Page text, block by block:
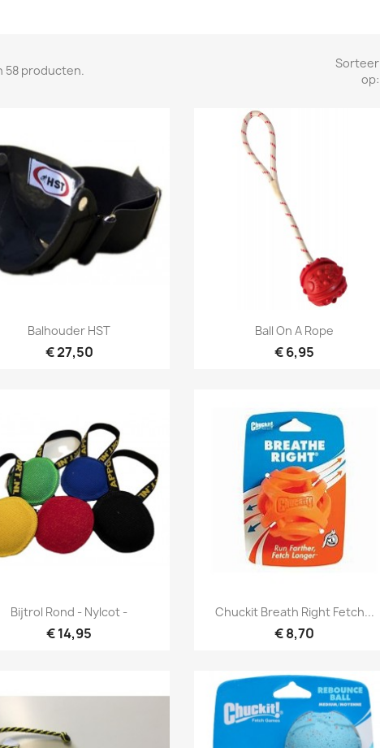
58 producten.
Sorteer
op:
Snel bekijken
Balhouder HST
€ 27,50
Snel bekijken
Ball On A Rope
€ 6,95
Snel bekijken
Bijtrol Rond - Nylcot -
€ 14,95
Snel bekijken
Chuckit Breath Right Fetch...
€ 8,70